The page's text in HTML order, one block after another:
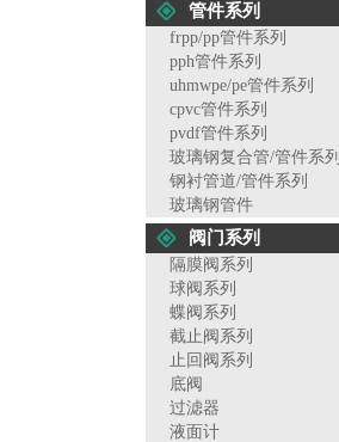
管件系列
frpp/pp管件系列
pph管件系列
uhmwpe/pe管件系列
cpvc管件系列
pvdf管件系列
玻璃钢复合管/管件系列
钢衬管道/管件系列
玻璃钢管件
阀门系列
隔膜阀系列
球阀系列
蝶阀系列
截止阀系列
止回阀系列
底阀
过滤器
液面计